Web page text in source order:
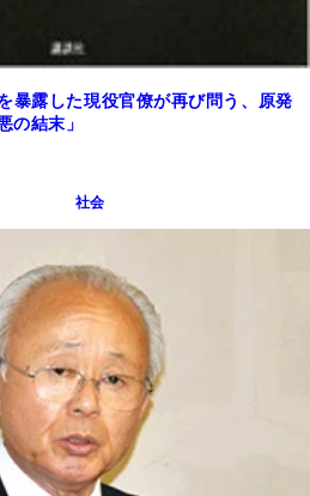
暴露した現役官僚が再び問う、原発
の結末」
社会